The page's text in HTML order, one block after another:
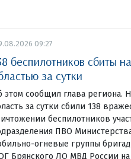
09:27
беспилотников сбиты
за сутки
этом сообщил глава региона.
за сутки сбили 138
беспилотников
ПВО
огневые группы
Брянского ЛО МВД России на